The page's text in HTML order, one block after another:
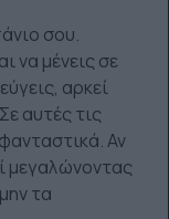
σου.
να μένεις σε
αρκεί
αυτές τις
Αν
μεγαλώνοντας
τα